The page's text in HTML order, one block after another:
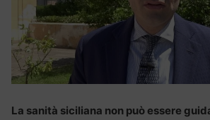
La sanità siciliana non può essere